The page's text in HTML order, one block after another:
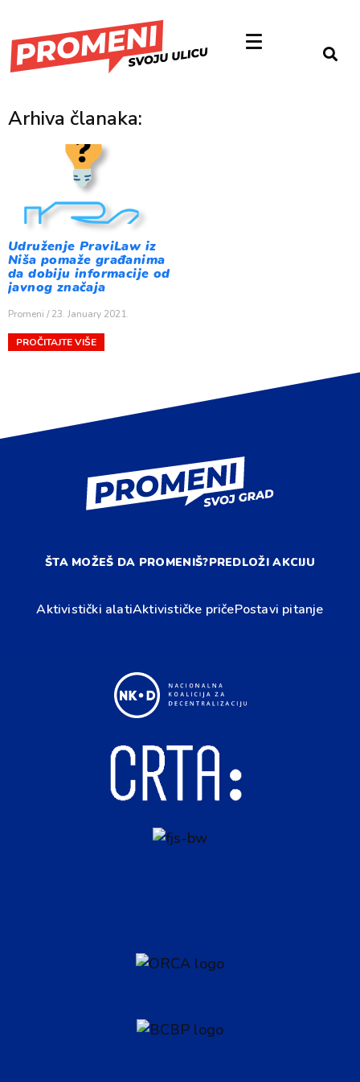
Arhiva članaka:
Udruženje PraviLaw iz
Niša pomaže građanima
da dobiju informacije od
javnog značaja
Promeni 23. January 2021.
PROČITAJTE VIŠE
ŠTA MOŽEŠ DA PROMENIŠ?PREDLOŽI AKCIJU
Aktivistički alatiAktivističke pričePostavi pitanje